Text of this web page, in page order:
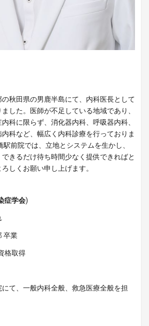
秋田県の男鹿半島にて、内科医長として
した。医師が不足している地域であり、
科に限らず、消化器内科、呼吸器内科、
科など、幅広く内科診療を行っておりま
駅前院では、立地とシステムを生かし、
きるだけ待ち時間少なく提供できればと
しくお願い申し上げます。
症学会)
卒業
格取得
て、一般内科全般、救急医療全般を担